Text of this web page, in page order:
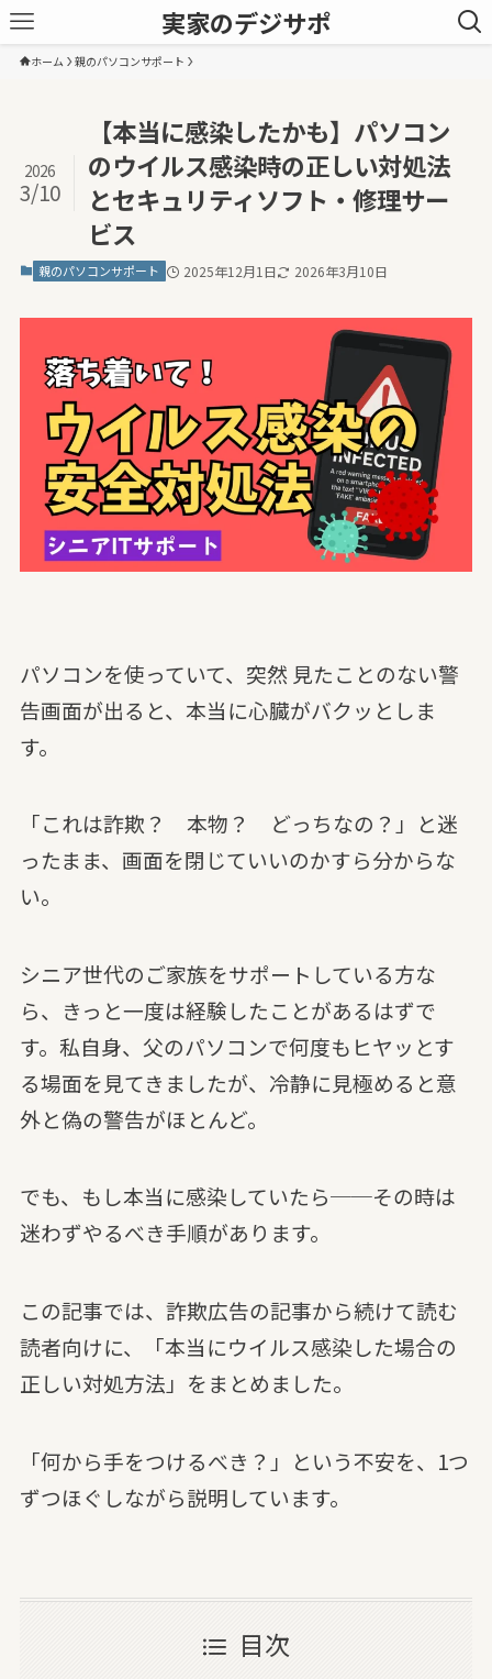
実家のデジサポ
ホーム 親のパソコンサポート
【本当に感染したかも】パソコン
のウイルス感染時の正しい対処法
とセキュリティソフト・修理サー
ビス
2026
3/10
親のパソコンサポート 2025年12月1日 2026年3月10日
パソコンを使っていて、突然 見たことのない警
告画面が出ると、本当に心臓がバクッとしま
す。
「これは詐欺？ 本物？ どっちなの？」と迷
ったまま、画面を閉じていいのかすら分からな
い。
シニア世代のご家族をサポートしている方な
ら、きっと一度は経験したことがあるはずで
す。私自身、父のパソコンで何度もヒヤッとす
る場面を見てきましたが、冷静に見極めると意
外と偽の警告がほとんど。
でも、もし本当に感染していたら──その時は
迷わずやるべき手順があります。
この記事では、詐欺広告の記事から続けて読む
読者向けに、「本当にウイルス感染した場合の
正しい対処方法」をまとめました。
「何から手をつけるべき？」という不安を、1つ
ずつほぐしながら説明しています。
目次